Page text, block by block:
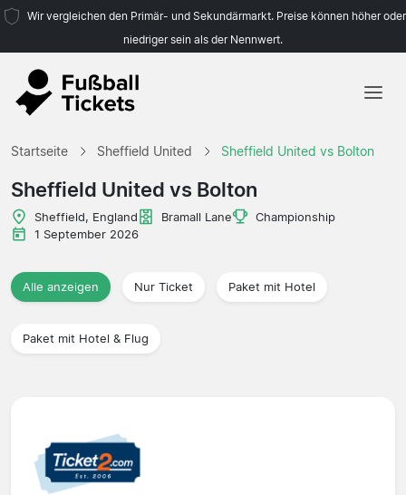
Wir vergleichen den Primär- und Sekundärmarkt. Preise können höher oder
niedriger sein als der Nennwert.
Startseite Sheffield United Sheffield United vs Bolton
Sheffield United vs Bolton
Sheffield, England Bramall Lane
Championship
1 September 2026
Alle anzeigen Nur Ticket Paket mit Hotel
Paket mit Hotel & Flug